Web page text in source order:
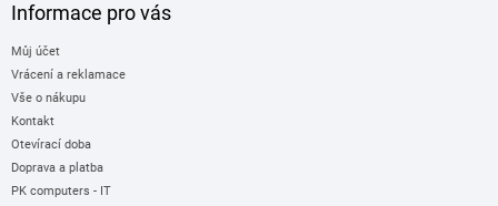
Informace pro vás
Můj účet
Vrácení a reklamace
Vše o nákupu
Kontakt
Otevírací doba
Doprava a platba
PK computers - IT